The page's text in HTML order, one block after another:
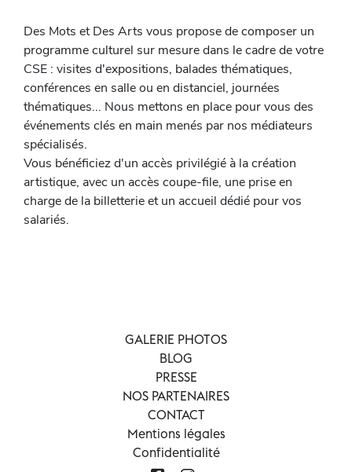
Des Mots et Des Arts vous propose de composer un
programme culturel sur mesure dans le cadre de votre
CSE : visites d'expositions, balades thématiques,
conférences en salle ou en distanciel, journées
thématiques... Nous mettons en place pour vous des
événements clés en main menés par nos médiateurs
spécialisés.
Vous bénéficiez d'un accès privilégié à la création
artistique, avec un accès coupe-file, une prise en
charge de la billetterie et un accueil dédié pour vos
salariés.
GALERIE PHOTOS
BLOG
PRESSE
NOS PARTENAIRES
CONTACT
Mentions légales
Confidentialité